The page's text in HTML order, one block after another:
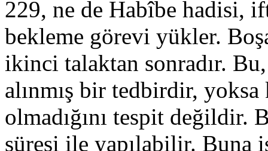
229, ne de Habîbe hadisi,
bekleme görevi yükler.
ikinci talaktan sonradır.
alınmış bir tedbirdir, yoksa
olmadığını tespit
süresi ile yapılabilir. Buna